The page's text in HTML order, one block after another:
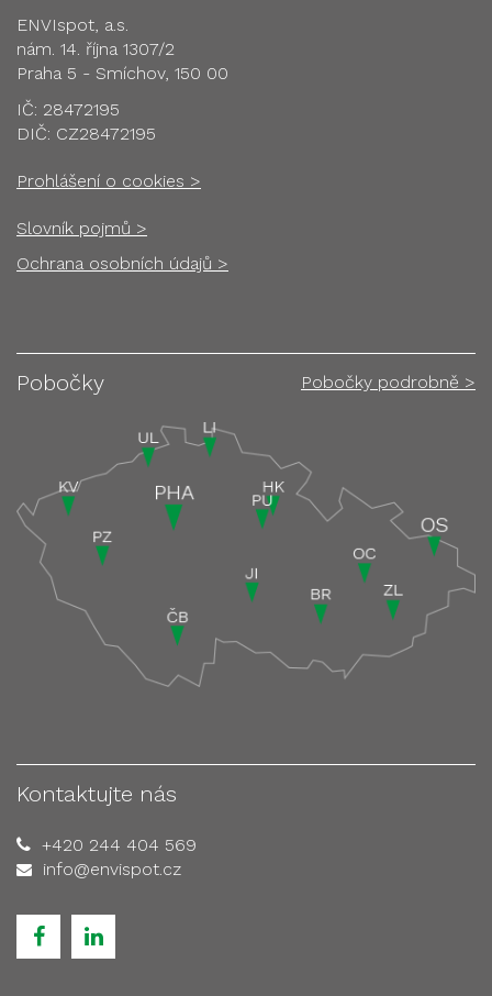
ENVIspot, a.s.
nám. 14. října 1307/2
Praha 5 - Smíchov, 150 00
IČ: 28472195
DIČ: CZ28472195
Prohlášení o cookies >
Slovník pojmů >
Ochrana osobních údajů >
Pobočky Pobočky podrobně >
Kontaktujte nás
+420 244 404 569
info@envispot.cz